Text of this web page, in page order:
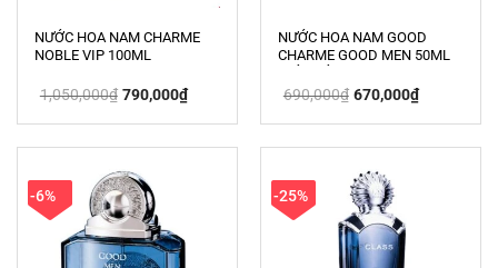
NƯỚC HOA NAM CHARME
NOBLE VIP 100ML
1,050,000₫ Giá
gốc
790,000₫Giá
hiện
790,000₫.
NƯỚC HOA NAM GOOD
CHARME GOOD MEN 50ML
690,000₫ Giá
gốc
670,000₫Giá
hiện
670,000₫.
-6% -25%